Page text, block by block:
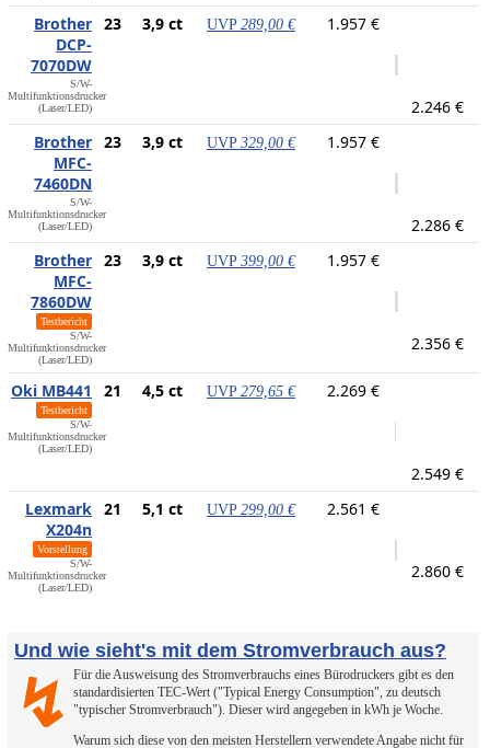
Brother
DCP-
7070DW
S/W-
Multifunktionsdrucker
(Laser/LED)
23 3,9 ct UVP 289,00 € 1.957 €
2.246 €
Brother
MFC-
7460DN
S/W-
Multifunktionsdrucker
(Laser/LED)
23 3,9 ct UVP 329,00 € 1.957 €
2.286 €
Brother
MFC-
7860DW
Testbericht
S/W-
Multifunktionsdrucker
(Laser/LED)
23 3,9 ct UVP 399,00 € 1.957 €
2.356 €
Oki MB441
Testbericht
S/W-
Multifunktionsdrucker
(Laser/LED)
21 4,5 ct UVP 279,65 € 2.269 €
2.549 €
Lexmark
X204n
Vorstellung
S/W-
Multifunktionsdrucker
(Laser/LED)
21 5,1 ct UVP 299,00 € 2.561 €
2.860 €
Und wie sieht's mit dem Stromverbrauch aus?
↯
Für die Ausweisung des Stromverbrauchs eines Bürodruckers gibt es den
standardisierten TEC-Wert ("Typical Energy Consumption", zu deutsch
"typischer Stromverbrauch"). Dieser wird angegeben in kWh je Woche.
Warum sich diese von den meisten Herstellern verwendete Angabe nicht für